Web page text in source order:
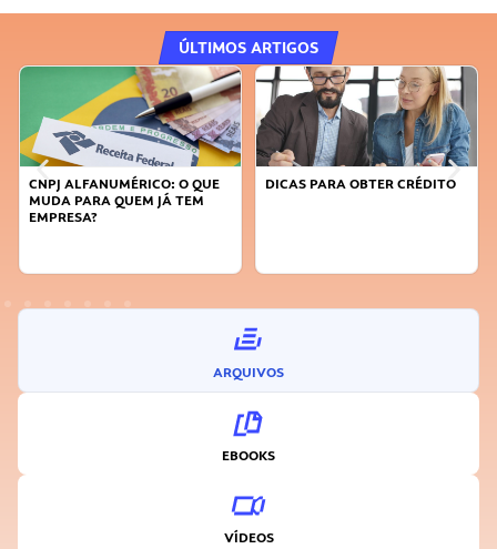
ÚLTIMOS ARTIGOS
CNPJ ALFANUMÉRICO: O QUE
MUDA PARA QUEM JÁ TEM
EMPRESA?
DICAS PARA OBTER CRÉDITO
ARQUIVOS
EBOOKS
VÍDEOS